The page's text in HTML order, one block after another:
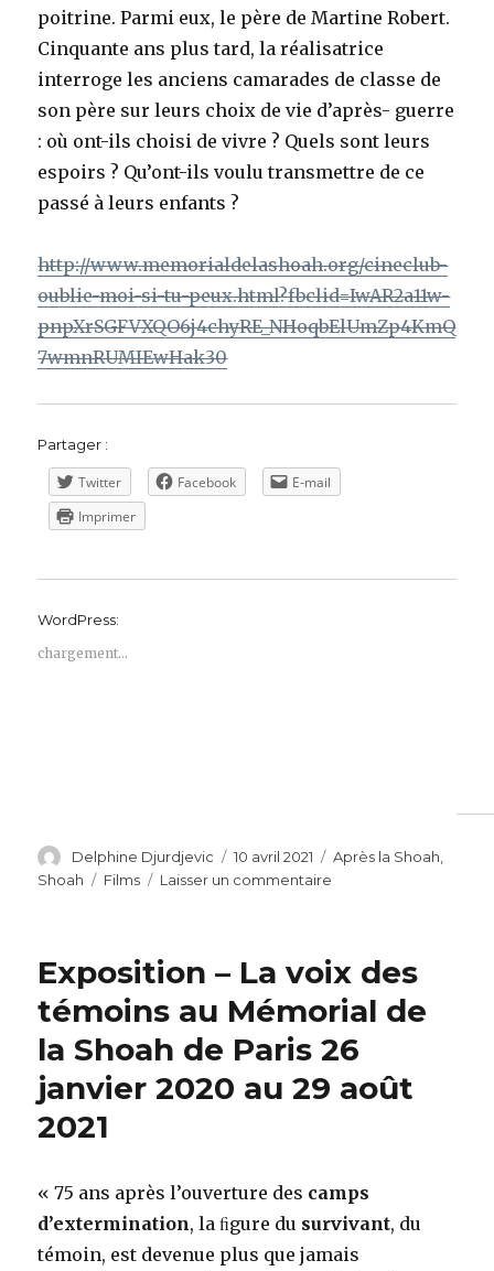
poitrine. Parmi eux, le père de Martine Robert.
Cinquante ans plus tard, la réalisatrice
interroge les anciens camarades de classe de
son père sur leurs choix de vie d’après- guerre
: où ont-ils choisi de vivre ? Quels sont leurs
espoirs ? Qu’ont-ils voulu transmettre de ce
passé à leurs enfants ?
http://www.memorialdelashoah.org/cineclub-
oublie-moi-si-tu-peux.html?fbclid=IwAR2a11w-
pnpXrSGFVXQO6j4chyRE_NHoqbElUmZp4KmQ
7wmnRUMIEwHak30
Partager :
Twitter Facebook
E-mail
Imprimer
WordPress:
chargement…
Auteur
Delphine Djurdjevic
Publié
le
10 avril 2021 Catégories
Après la Shoah,
Shoah
Étiquettes
Films Laisser un commentaire
« Oublie-
moi
si
tu
peux »
de
avril
Exposition – La voix des
témoins au Mémorial de
la Shoah de Paris 26
janvier 2020 au 29 août
2021
« 75 ans après l’ouverture des camps
d’extermination, la ﬁgure du survivant, du
témoin, est devenue plus que jamais